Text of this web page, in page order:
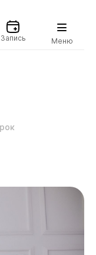
Запись Меню